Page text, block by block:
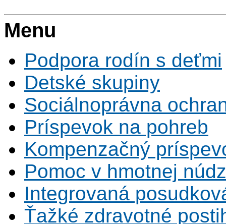
Menu
Podpora rodín s deťmi
Detské skupiny
Sociálnoprávna
Príspevok na pohreb
Kompenzačný
Pomoc v hmotnej
Integrovaná
Ťažké zdravotné